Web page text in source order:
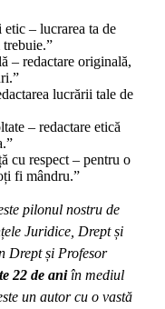
– lucrarea ta de
trebuie.”
– redactare originală,
lucrării tale de
– redactare etică
cu respect – pentru o
fi mândru.”
pilonul nostru de
Juridice, Drept și
Drept și Profesor
22 de aniîn mediul
un autor cu o vastă